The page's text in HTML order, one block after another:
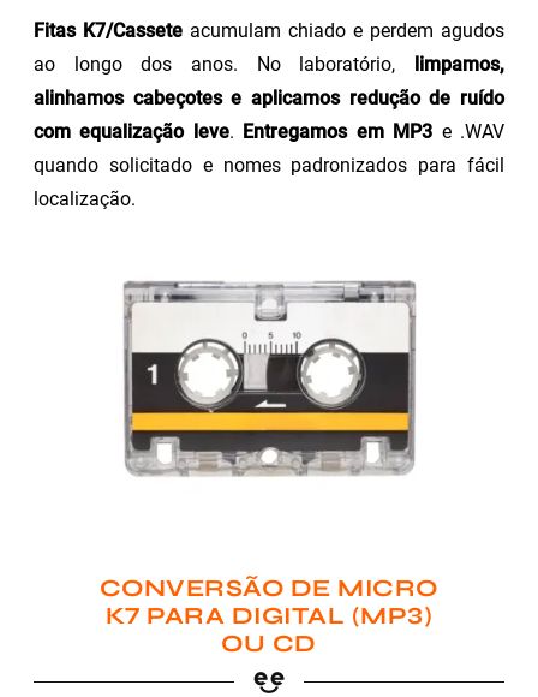
Fitas K7/Cassete acumulam chiado e perdem agudos
ao longo dos anos. No laboratório, limpamos,
alinhamos cabeçotes e aplicamos redução de ruído
com equalização leve. Entregamos em MP3 e .WAV
quando solicitado e nomes padronizados para fácil
localização.
CONVERSÃO DE MICRO
K7 PARA DIGITAL (MP3)
OU CD